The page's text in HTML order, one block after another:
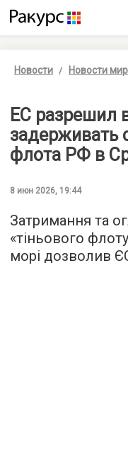
Новости Новости
ЕС разрешил
задерживать
флота РФ в
8 июн 2026, 19:44
Затримання та
«тіньового
морі дозволив